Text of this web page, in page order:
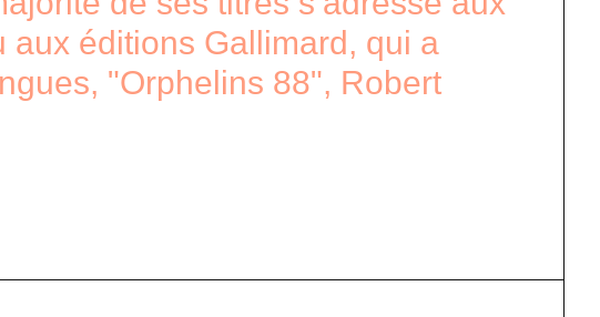
éditions Gallimard, qui a
"Orphelins 88", Robert